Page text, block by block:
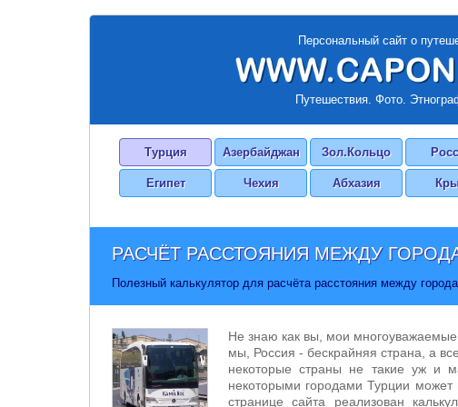
Персональный сайт о
Путешествия. Фото.
Турция Азербайджан Зол.Кольцо
Египет Чехия Абхазия
РАСЧЁТ РАССТОЯНИЯ МЕЖДУ
Полезный калькулятор для расчёта расстояния между
Не знаю как вы, мои многоуважаемые
мы, Россия - бескрайняя страна, а
некоторые страны не такие уж и
некоторыми городами Турции
странице сайта реализован